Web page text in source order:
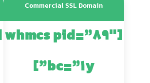
Commercial SSL Domain
[whmcs pid=”89″
bc=”1y”]